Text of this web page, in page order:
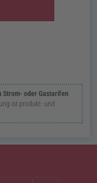
Strom- oder Gastarifen
ist produkt- und